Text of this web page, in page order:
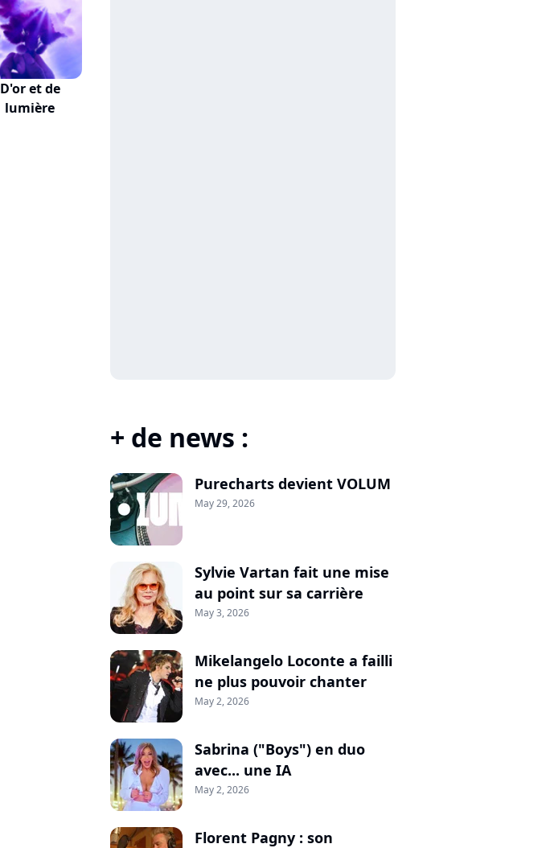
D'or et de
lumière
+ de news :
Purecharts devient VOLUM
May 29, 2026
Sylvie Vartan fait une mise
au point sur sa carrière
May 3, 2026
Mikelangelo Loconte a failli
ne plus pouvoir chanter
May 2, 2026
Sabrina ("Boys") en duo
avec... une IA
May 2, 2026
Florent Pagny : son